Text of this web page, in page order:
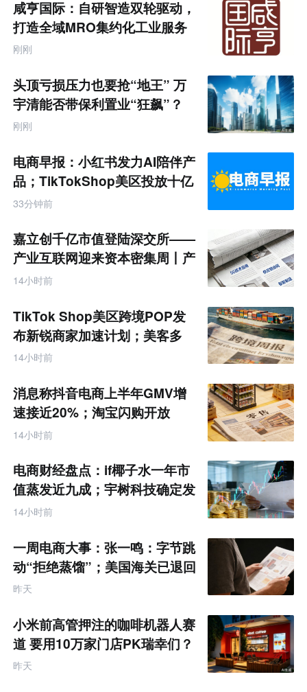
产
业
互
联
网
题
咸亨国际：自研智造双轮驱动，
打造全域MRO集约化工业服务
商
刚刚
头顶亏损压力也要抢“地王” 万
宇清能否带保利置业“狂飙”？
刚刚
电商早报：小红书发力AI陪伴产
品；TikTokShop美区投放十亿
33分钟前
嘉立创千亿市值登陆深交所——
产业互联网迎来资本密集周丨产
业互联网周报
14小时前
TikTok Shop美区跨境POP发
布新锐商家加速计划；美客多
Q2营收同增50%丨跨境电商周
14小时前
消息称抖音电商上半年GMV增
速接近20%；淘宝闪购开放
MCP能力丨零售电商周报
14小时前
电商财经盘点：if椰子水一年市
值蒸发近九成；宇树科技确定发
行价格为150.80元/股
14小时前
一周电商大事：张一鸣：字节跳
动“拒绝蒸馏”；美国海关已退回
约1000亿美元关税
昨天
小米前高管押注的咖啡机器人赛
道 要用10万家门店PK瑞幸们？
昨天